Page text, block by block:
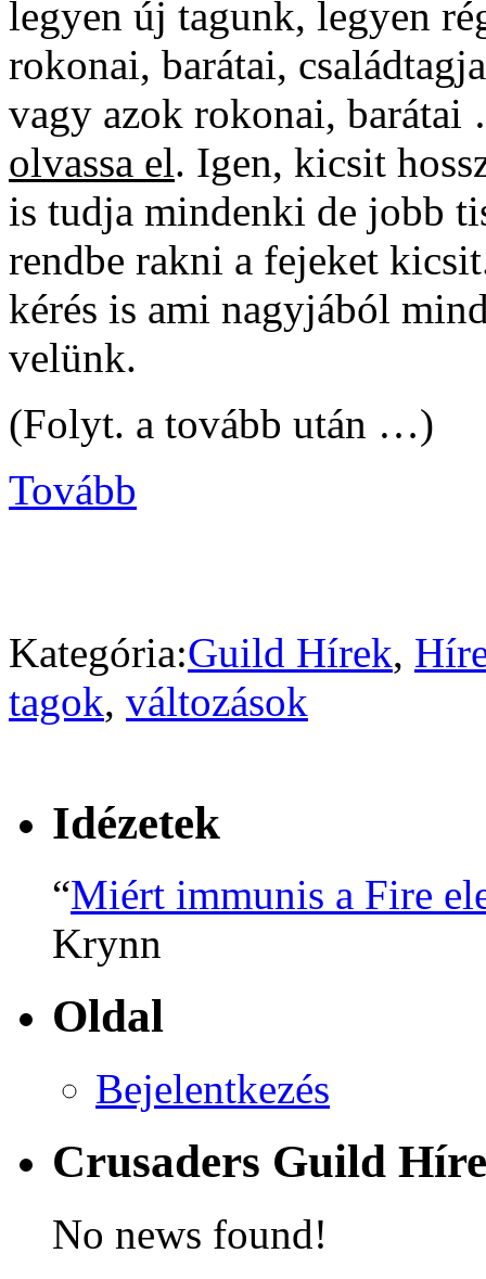
legyen új tagunk, legyen
rokonai, barátai,
vagy azok rokonai,
olvassa el. Igen, kicsit
is tudja mindenki de jobb
rendbe rakni a fejeket
kérés is ami nagyjából
velünk.
(Folyt. a tovább után …)
Tovább
Kategória:Guild Hírek,
tagok, változások
Idézetek
“Miért immunis a Fire
Krynn
Oldal
Bejelentkezés
Crusaders Guild
No news found!